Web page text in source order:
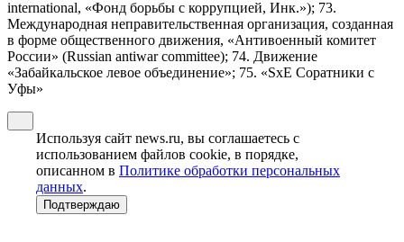
international, «Фонд борьбы с коррупцией, Инк.»); 73.
Международная неправительственная организация, созданная
в форме общественного движения, «Антивоенный комитет
России» (Russian antiwar committee); 74. Движение
«Забайкальское левое объединение»; 75. «SxE Соратники с
Уфы»
Используя сайт news.ru, вы соглашаетесь с
использованием файлов cookie, в порядке,
описанном в Политике обработки персональных
данных.
Подтверждаю